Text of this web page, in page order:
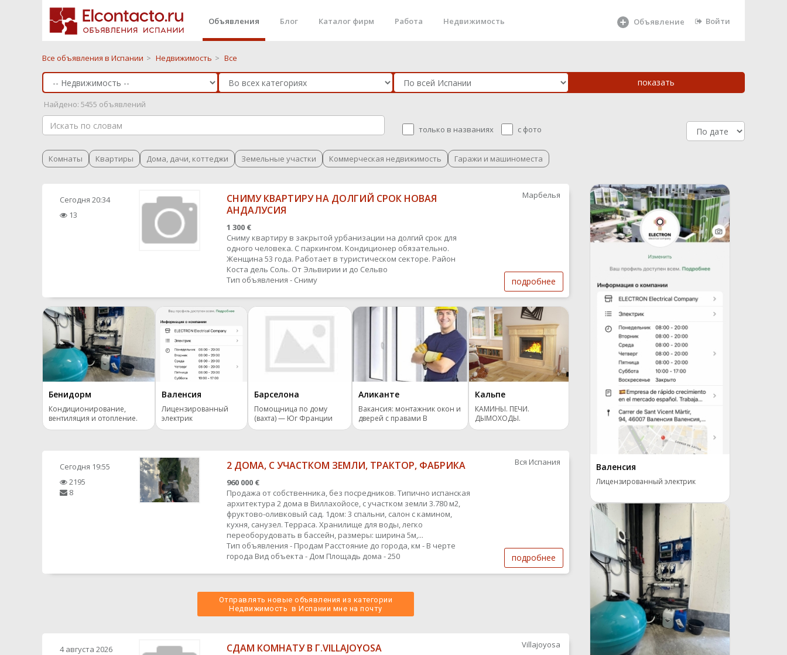
Объявления Блог Каталог фирм Работа Недвижимость Объявление Войти
Все объявления в Испании > Недвижимость > Все
Найдено: 5455 объявлений
только в названиях с фото
Комнаты Квартиры Дома, дачи, коттеджи Земельные участки Коммерческая недвижимость Гаражи и машиноместа
Сегодня 20:34
13
СНИМУ КВАРТИРУ НА ДОЛГИЙ СРОК НОВАЯ
АНДАЛУСИЯ
1 300 €
Сниму квартиру в закрытой урбанизации на долгий срок для
одного человека. С паркингом. Кондиционер обязательно.
Женщина 53 года. Работает в туристическом секторе. Район
Коста дель Соль. От Эльвирии и до Сельво
Тип объявления - Сниму
Марбелья
подробнее
Бенидорм
Кондиционирование,
вентиляция и отопление.
Валенсия
Лицензированный
электрик
Барселона
Помощница по дому
(вахта) — Юг Франции
Аликанте
Вакансия: монтажник окон и
дверей с правами B
Кальпе
КАМИНЫ. ПЕЧИ.
ДЫМОХОДЫ.
ОТОПЛЕНИЕ.
Сегодня 19:55
2195
8
2 ДОМА, С УЧАСТКОМ ЗЕМЛИ, ТРАКТОР, ФАБРИКА
960 000 €
Продажа от собственника, без посредников. Типично испанская
архитектура 2 дома в Виллахойосе, с участком земли 3.780 м2,
фруктово-оливковый сад. 1дом: 3 спальни, салон с камином,
кухня, санузел. Терраса. Хранилище для воды, легко
переоборудовать в бассейн, размеры: ширина 5м,...
Тип объявления - Продам Расстояние до города, км - В черте
города Вид объекта - Дом Площадь дома - 250
Вся Испания
подробнее
Отправлять новые объявления из категории
Недвижимость  в Испании мне на почту
4 августа 2026
СДАМ КОМНАТУ В Г.VILLAJOYOSA Villajoyosa
Валенсия
Лицензированный электрик